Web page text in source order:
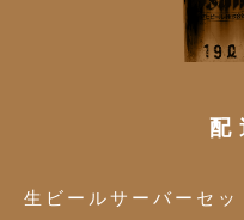
配
生ビールサーバーセ